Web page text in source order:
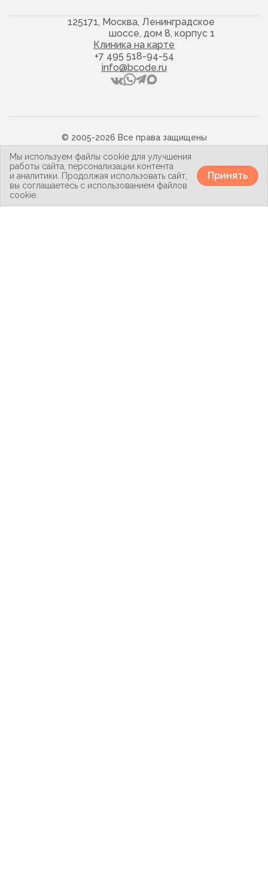
Мы используем файлы cookie для улучшения
работы сайта, персонализации контента
и аналитики. Продолжая использовать сайт,
вы соглашаетесь с использованием файлов
cookie.
Принять
125171, Москва, Ленинградское
шоссе, дом 8, корпус 1
Клиника на карте
+7 495 518-94-54
info@bcode.ru
© 2005-2026 Все права защищены
Карта сайта